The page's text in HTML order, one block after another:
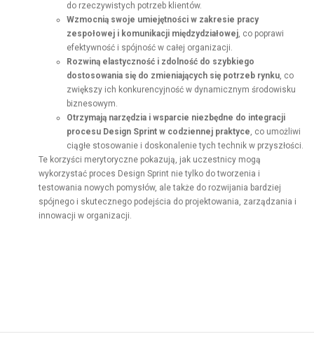
do rzeczywistych potrzeb klientów.
Wzmocnią swoje umiejętności w zakresie pracy
zespołowej i komunikacji międzydziałowej, co poprawi
efektywność i spójność w całej organizacji.
Rozwiną elastyczność i zdolność do szybkiego
dostosowania się do zmieniających się potrzeb rynku, co
zwiększy ich konkurencyjność w dynamicznym środowisku
biznesowym.
Otrzymają narzędzia i wsparcie niezbędne do integracji
procesu Design Sprint w codziennej praktyce, co umożliwi
ciągłe stosowanie i doskonalenie tych technik w przyszłości.
Te korzyści merytoryczne pokazują, jak uczestnicy mogą
wykorzystać proces Design Sprint nie tylko do tworzenia i
testowania nowych pomysłów, ale także do rozwijania bardziej
spójnego i skutecznego podejścia do projektowania, zarządzania i
innowacji w organizacji.